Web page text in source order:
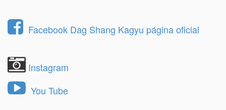
Facebook Dag Shang Kagyu página oficial
Instagram
You Tube